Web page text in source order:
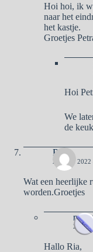
Hoi hoi, ik
naar het
het kastje.
Groetjes
Hoi
We
de
Ria
21 JUNI 2022
Wat een heerlijke
worden.Groetjes
22
Hallo Ria,